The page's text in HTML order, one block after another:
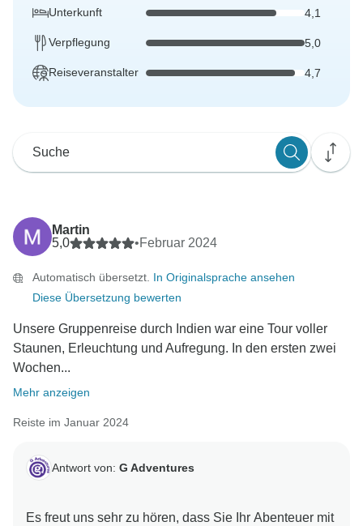
Unterkunft 4,1
Verpflegung 5,0
Reiseveranstalter 4,7
Martin
5,0
•Februar 2024
Automatisch übersetzt. In Originalsprache ansehen
Diese Übersetzung bewerten
Unsere Gruppenreise durch Indien war eine Tour voller
Staunen, Erleuchtung und Aufregung. In den ersten zwei
Wochen...
Mehr anzeigen
Reiste im Januar 2024
Antwort von: G Adventures
Es freut uns sehr zu hören, dass Sie Ihr Abenteuer mit